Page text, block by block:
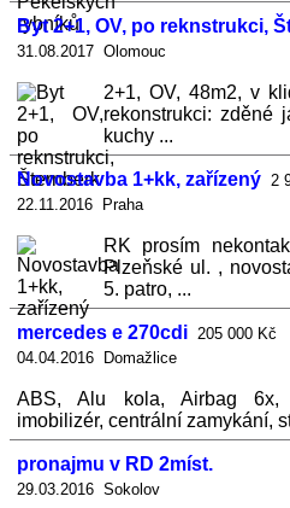
Byt 2+1, OV, po reknstrukci,
31.08.2017 Olomouc
2+1, OV, 48m2, v
rekonstrukci: zděné
kuchy ...
Novostavba 1+kk, zařízený 2
22.11.2016 Praha
RK prosím
Plzeňské ul. ,
5. patro, ...
mercedes e 270cdi 205 000 Kč
04.04.2016 Domažlice
ABS, Alu kola, Airbag 6x,
imobilizér, centrální zamykání,
pronajmu v RD 2míst.
29.03.2016 Sokolov